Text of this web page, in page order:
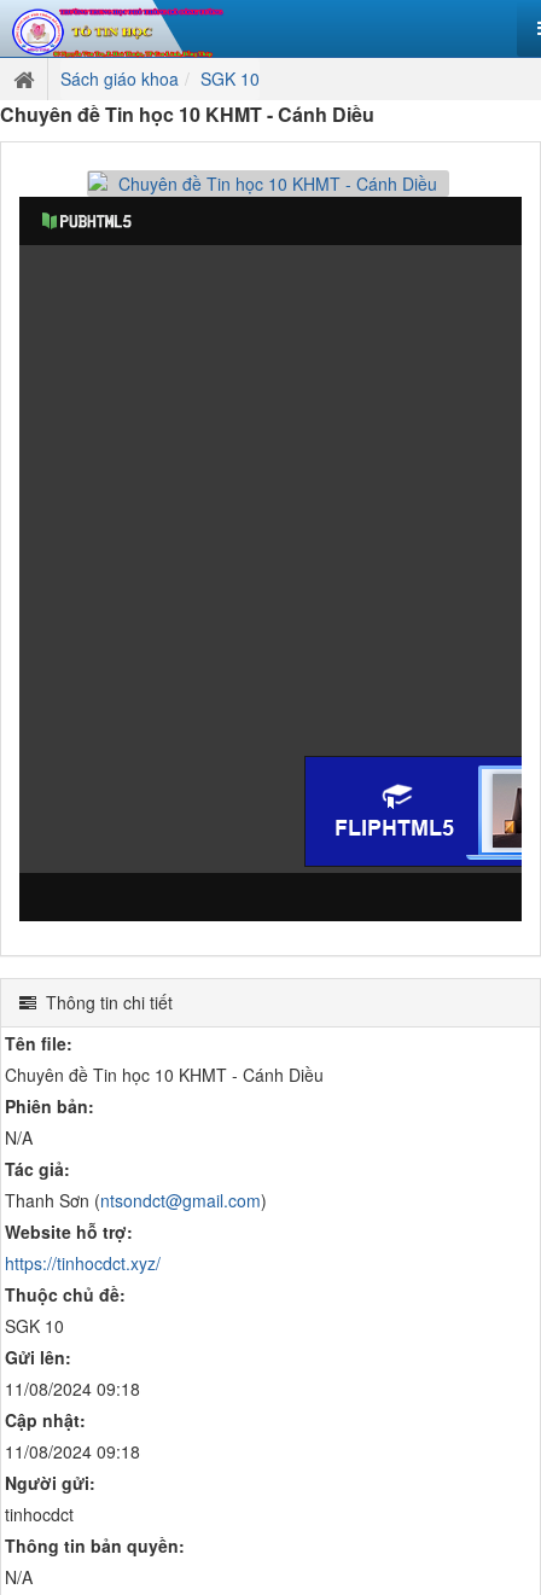
Sách giáo khoa SGK 10
Chuyên đề Tin học 10 KHMT - Cánh Diều
Thông tin chi tiết
Tên file:
Chuyên đề Tin học 10 KHMT - Cánh Diều
Phiên bản:
N/A
Tác giả:
Thanh Sơn (ntsondct@gmail.com)
Website hỗ trợ:
https://tinhocdct.xyz/
Thuộc chủ đề:
SGK 10
Gửi lên:
11/08/2024 09:18
Cập nhật:
11/08/2024 09:18
Người gửi:
tinhocdct
Thông tin bản quyền:
N/A